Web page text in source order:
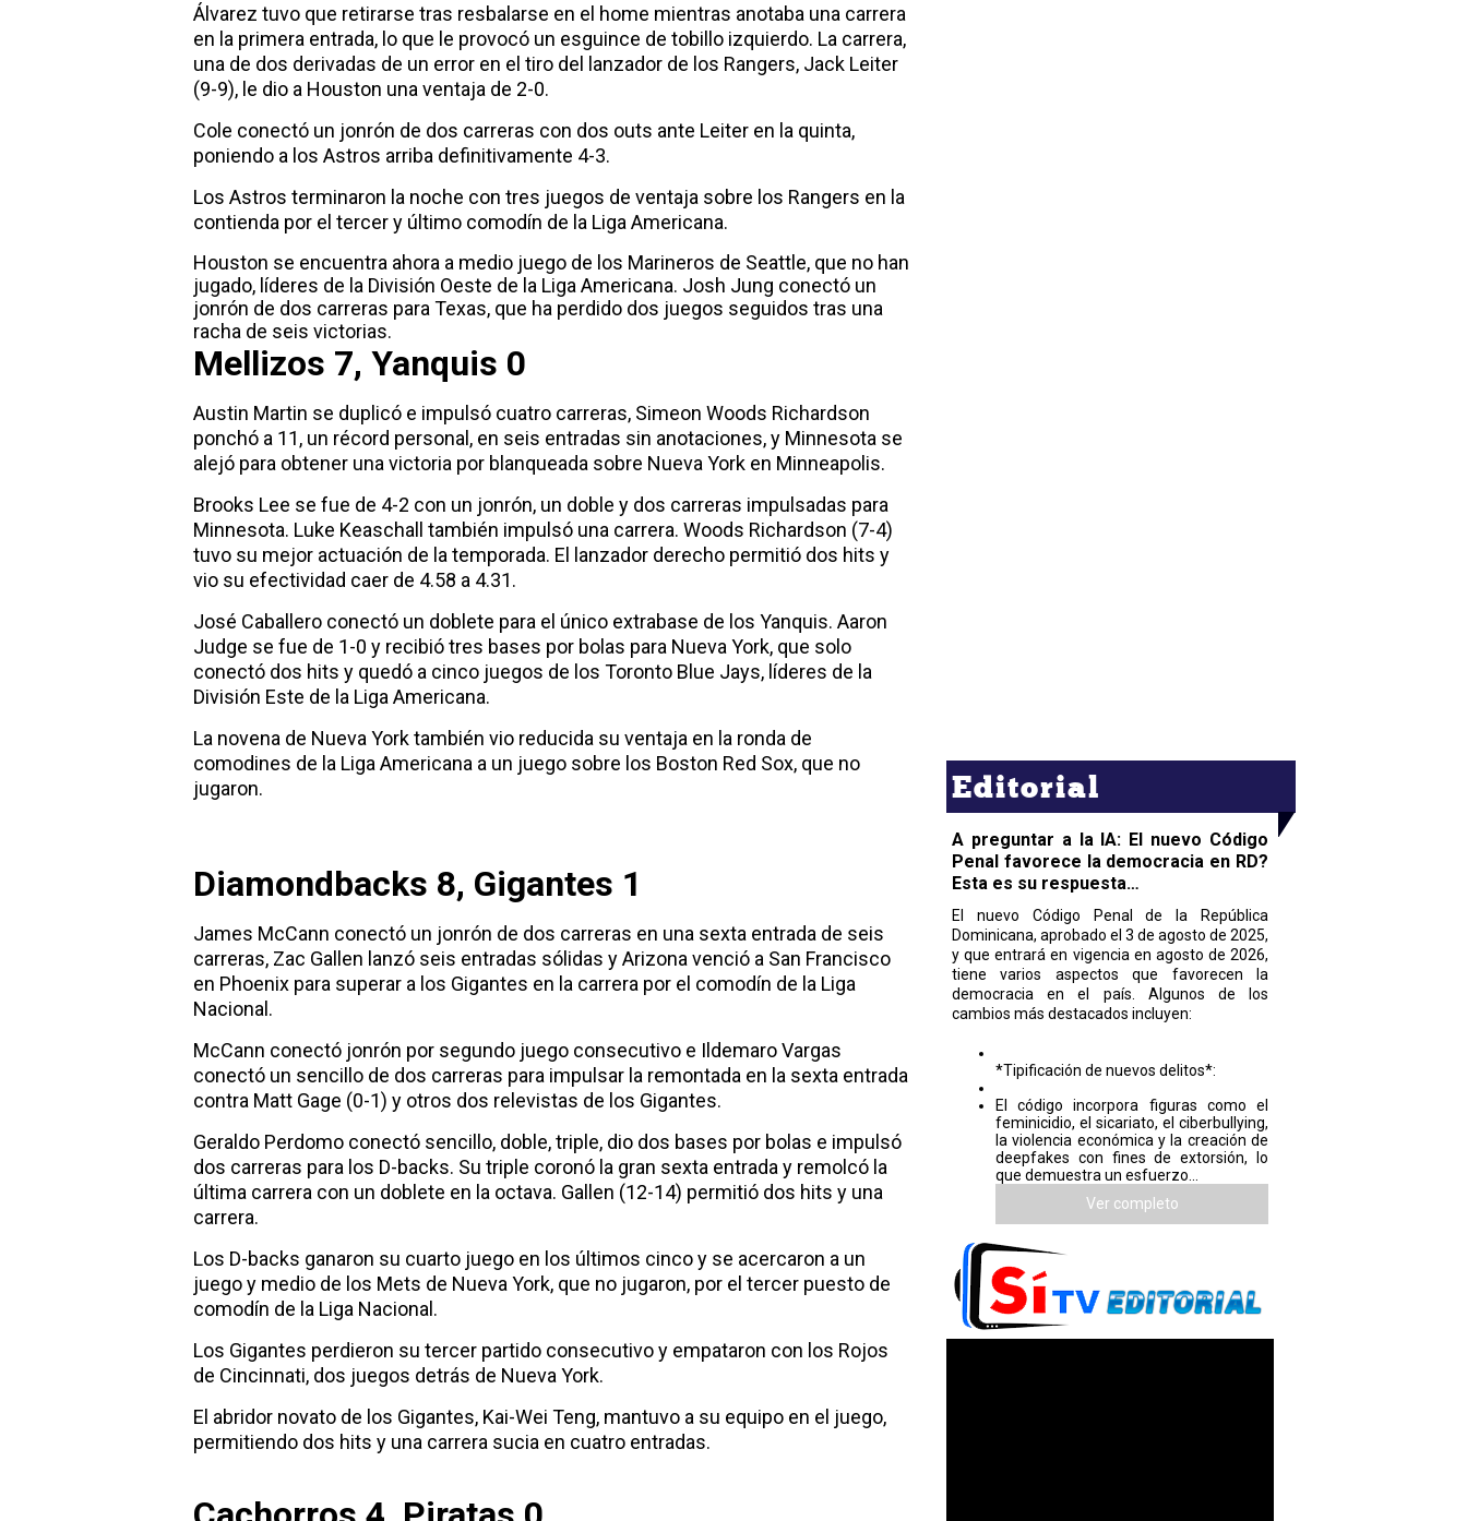
Álvarez tuvo que retirarse tras resbalarse en el home mientras anotaba una carrera
en la primera entrada, lo que le provocó un esguince de tobillo izquierdo. La carrera,
una de dos derivadas de un error en el tiro del lanzador de los Rangers, Jack Leiter
(9-9), le dio a Houston una ventaja de 2-0.
Cole conectó un jonrón de dos carreras con dos outs ante Leiter en la quinta,
poniendo a los Astros arriba definitivamente 4-3.
Los Astros terminaron la noche con tres juegos de ventaja sobre los Rangers en la
contienda por el tercer y último comodín de la Liga Americana.
Houston se encuentra ahora a medio juego de los Marineros de Seattle, que no han
jugado, líderes de la División Oeste de la Liga Americana. Josh Jung conectó un
jonrón de dos carreras para Texas, que ha perdido dos juegos seguidos tras una
racha de seis victorias.
Mellizos 7, Yanquis 0
Austin Martin se duplicó e impulsó cuatro carreras, Simeon Woods Richardson
ponchó a 11, un récord personal, en seis entradas sin anotaciones, y Minnesota se
alejó para obtener una victoria por blanqueada sobre Nueva York en Minneapolis.
Brooks Lee se fue de 4-2 con un jonrón, un doble y dos carreras impulsadas para
Minnesota. Luke Keaschall también impulsó una carrera. Woods Richardson (7-4)
tuvo su mejor actuación de la temporada. El lanzador derecho permitió dos hits y
vio su efectividad caer de 4.58 a 4.31.
José Caballero conectó un doblete para el único extrabase de los Yanquis. Aaron
Judge se fue de 1-0 y recibió tres bases por bolas para Nueva York, que solo
conectó dos hits y quedó a cinco juegos de los Toronto Blue Jays, líderes de la
División Este de la Liga Americana.
La novena de Nueva York también vio reducida su ventaja en la ronda de
comodines de la Liga Americana a un juego sobre los Boston Red Sox, que no
jugaron.
Diamondbacks 8, Gigantes 1
James McCann conectó un jonrón de dos carreras en una sexta entrada de seis
carreras, Zac Gallen lanzó seis entradas sólidas y Arizona venció a San Francisco
en Phoenix para superar a los Gigantes en la carrera por el comodín de la Liga
Nacional.
McCann conectó jonrón por segundo juego consecutivo e Ildemaro Vargas
conectó un sencillo de dos carreras para impulsar la remontada en la sexta entrada
contra Matt Gage (0-1) y otros dos relevistas de los Gigantes.
Geraldo Perdomo conectó sencillo, doble, triple, dio dos bases por bolas e impulsó
dos carreras para los D-backs. Su triple coronó la gran sexta entrada y remolcó la
última carrera con un doblete en la octava. Gallen (12-14) permitió dos hits y una
carrera.
Los D-backs ganaron su cuarto juego en los últimos cinco y se acercaron a un
juego y medio de los Mets de Nueva York, que no jugaron, por el tercer puesto de
comodín de la Liga Nacional.
Los Gigantes perdieron su tercer partido consecutivo y empataron con los Rojos
de Cincinnati, dos juegos detrás de Nueva York.
El abridor novato de los Gigantes, Kai-Wei Teng, mantuvo a su equipo en el juego,
permitiendo dos hits y una carrera sucia en cuatro entradas.
Editorial
A preguntar a la IA: El nuevo Código
Penal favorece la democracia en RD?
Esta es su respuesta…
El nuevo Código Penal de la República
Dominicana, aprobado el 3 de agosto de 2025,
y que entrará en vigencia en agosto de 2026,
tiene varios aspectos que favorecen la
democracia en el país. Algunos de los
cambios más destacados incluyen:
*Tipificación de nuevos delitos*:
El código incorpora figuras como el
feminicidio, el sicariato, el ciberbullying,
la violencia económica y la creación de
deepfakes con fines de extorsión, lo
que demuestra un esfuerzo...
Ver completo